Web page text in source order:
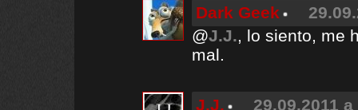
Dark Geek
@J.J., lo siento, me
mal.
J.J.
29.09.2011